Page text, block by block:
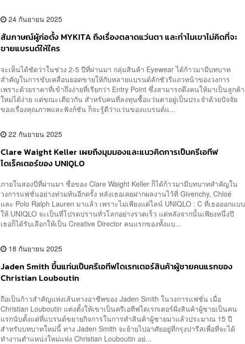
24 กันยายน 2025
สัมภาษณ์ผู้ก่อตั้ง MYKITA ถึงเรื่องตลาดแว่นตา และทำไมเขาไม่คิดที่จะ
ขายแบรนด์ให้ใคร
จะเห็นได้ชัดว่าในช่วง 2-5 ปีที่ผ่านมา กลุ่มสินค้า Eyewear ได้ก้าวมามีบทบาท
สำคัญในการขับเคลื่อนยอดขายให้กับหลายแบรนด์ลักชัวรีแถวหน้าของวงการ
เพราะด้วยราคาที่เข้าถึงง่ายที่เรียกว่า Entry Point ซึ่งสามารถดึงคนให้มาเป็นลูกค้า
ใหม่ได้ง่าย แต่ขณะเดียวกัน สำหรับคนที่ลงทุนซื้อแว่นตาอยู่เป็นประจำด้วยปัจจัย
ของเรื่องคุณภาพและฟังก์ชัน ก็จะรู้ดีว่าแว่นของแบรนด์แ...
22 กันยายน 2025
Clare Waight Keller เผยถึงมุมมองและแนวคิดการเป็นครีเอทีฟ
ไดเร็คเตอร์ของ UNIQLO
ภายในสองปีที่ผ่านมา ชื่อของ Clare Waight Keller ก็ได้ก้าวมามีบทบาทสำคัญใน
วงการแฟชั่นอย่างท่วมท้นอีกครั้ง หลังเธอเคยฝากผลงานไว้ที่ Givenchy, Chloé
และ Polo Ralph Lauren มาแล้ว เพราะไม่เพียงแต่ไลน์ UNIQLO : C ที่เธอออกแบบ
ให้ UNIQLO จะเป็นที่โปรดปรานทั่วโลกอย่างรวดเร็ว แต่หลังจากนั้นเพียงหนึ่งปี
เธอก็ได้รับเลือกให้เป็น Creative Director คนแรกของทั้งแบ...
18 กันยายน 2025
Jaden Smith ขึ้นแท่นเป็นครีเอทีฟไดเรกเตอร์สินค้าผู้ชายคนแรกของ
Christian Louboutin
ถือเป็นก้าวสำคัญแห่งเส้นทางอาชีพของ Jaden Smith ในวงการแฟชั่น เมื่อ
Christian Louboutin แต่งตั้งให้เขาเป็นครีเอทีฟไดเรกเตอร์ฝั่งสินค้าผู้ชายเป็นคน
แรกนับตั้งแต่ที่แบรนด์ขยายกิจการในการทำสินค้าผู้ชายมาแล้วประมาณ 15 ปี
สำหรับบทบาทใหม่นี้ ทาง Jaden Smith จะย้ายไปอาศัยอยู่ที่กรุงปารีสเพื่อที่จะได้
ทำงานตำแหน่งใหม่แห่ง Christian Louboutin อย่...